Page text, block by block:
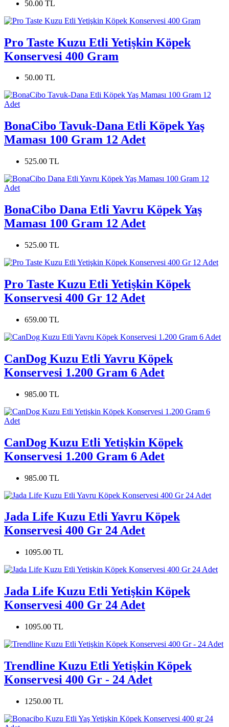
50.00 TL
Pro Taste Kuzu Etli Yetişkin Köpek
Konservesi 400 Gram
50.00 TL
BonaCibo Tavuk-Dana Etli Köpek Yaş
Maması 100 Gram 12 Adet
525.00 TL
BonaCibo Dana Etli Yavru Köpek Yaş
Maması 100 Gram 12 Adet
525.00 TL
Pro Taste Kuzu Etli Yetişkin Köpek
Konservesi 400 Gr 12 Adet
659.00 TL
CanDog Kuzu Etli Yavru Köpek
Konservesi 1.200 Gram 6 Adet
985.00 TL
CanDog Kuzu Etli Yetişkin Köpek
Konservesi 1.200 Gram 6 Adet
985.00 TL
Jada Life Kuzu Etli Yavru Köpek
Konservesi 400 Gr 24 Adet
1095.00 TL
Jada Life Kuzu Etli Yetişkin Köpek
Konservesi 400 Gr 24 Adet
1095.00 TL
Trendline Kuzu Etli Yetişkin Köpek
Konservesi 400 Gr - 24 Adet
1250.00 TL